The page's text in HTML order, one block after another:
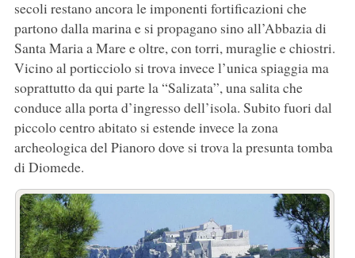
secoli restano ancora le imponenti fortificazioni che
partono dalla marina e si propagano sino all’Abbazia di
Santa Maria a Mare e oltre, con torri, muraglie e chiostri.
Vicino al porticciolo si trova invece l’unica spiaggia ma
soprattutto da qui parte la “Salizata”, una salita che
conduce alla porta d’ingresso dell’isola. Subito fuori dal
piccolo centro abitato si estende invece la zona
archeologica del Pianoro dove si trova la presunta tomba
di Diomede.